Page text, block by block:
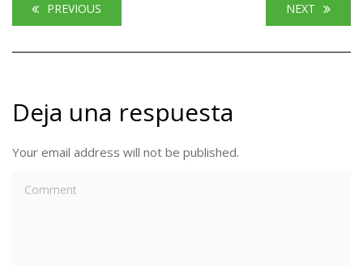
PREVIOUS NEXT
Deja una respuesta
Your email address will not be published.